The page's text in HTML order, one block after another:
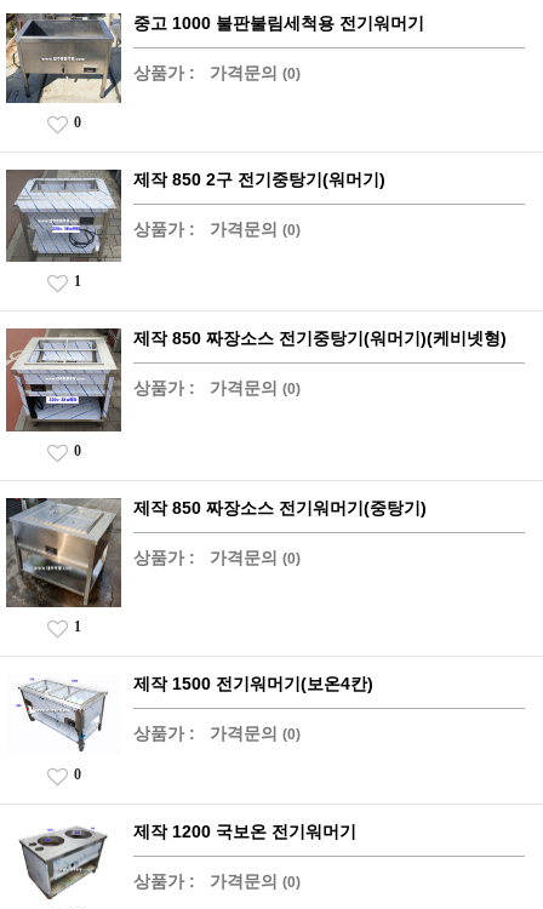
중고 1000 불판불림세척용 전기워머기
상품가 : 가격문의 (0)
0
제작 850 2구 전기중탕기(워머기)
상품가 : 가격문의 (0)
1
제작 850 짜장소스 전기중탕기(워머기)(케비넷형)
상품가 : 가격문의 (0)
0
제작 850 짜장소스 전기워머기(중탕기)
상품가 : 가격문의 (0)
1
제작 1500 전기워머기(보온4칸)
상품가 : 가격문의 (0)
0
제작 1200 국보온 전기워머기
상품가 : 가격문의 (0)